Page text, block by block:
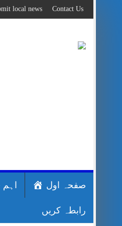
to
content
Contact Us
local news
صفحہ اول
رابطہ کریں